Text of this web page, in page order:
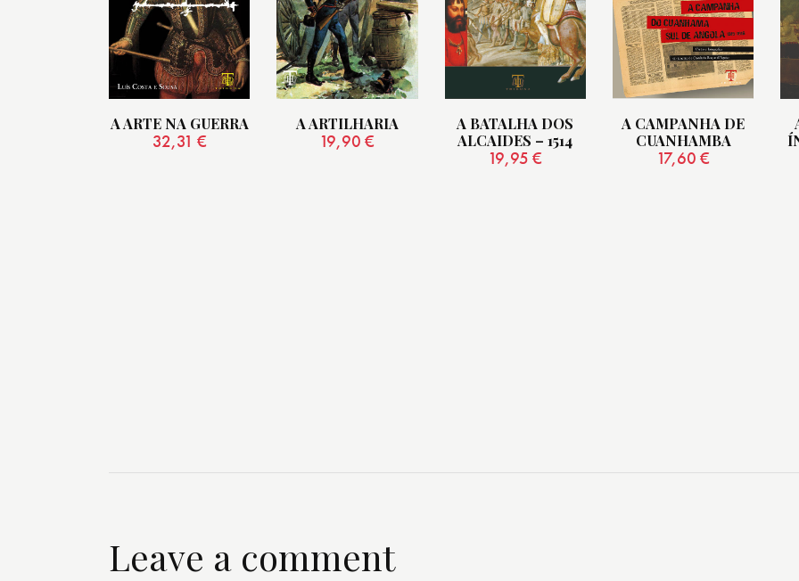
A ARTE NA GUERRA
32,31 €
A ARTILHARIA
19,90€
A BATALHA DOS
ALCAIDES – 1514
19,95€
A CAMPANHA DE
CUANHAMBA
17,60€
Leave a comment